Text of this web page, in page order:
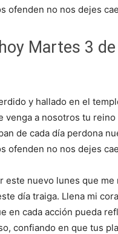
ofenden no nos dejes
Martes 3
y hallado en el
venga a nosotros tu
de cada día perdona
ofenden no nos dejes
este nuevo lunes que
día traiga. Llena mi
en cada acción pueda
confiando en que tus